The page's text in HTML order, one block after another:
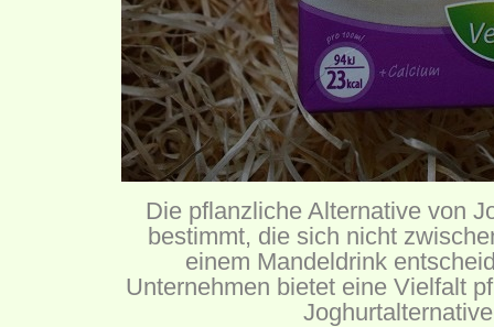
Die pflanzliche Alternative von
bestimmt, die sich nicht
einem Mandeldrink
Unternehmen bietet eine Vielfalt